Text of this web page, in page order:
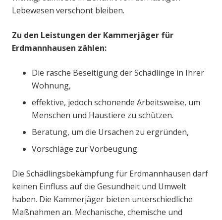
Lebewesen verschont bleiben.
Zu den Leistungen der Kammerjäger für
Erdmannhausen zählen:
Die rasche Beseitigung der Schädlinge in Ihrer
Wohnung,
effektive, jedoch schonende Arbeitsweise, um
Menschen und Haustiere zu schützen.
Beratung, um die Ursachen zu ergründen,
Vorschläge zur Vorbeugung.
Die Schädlingsbekämpfung für Erdmannhausen darf
keinen Einfluss auf die Gesundheit und Umwelt
haben. Die Kammerjäger bieten unterschiedliche
Maßnahmen an. Mechanische, chemische und